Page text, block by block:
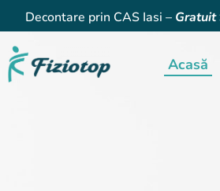
Decontare prin CAS Iasi – Gratuit
Acasă